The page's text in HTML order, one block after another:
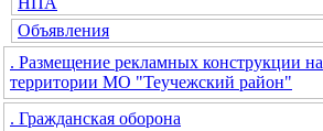
Объявления
. Размещение рекламных конструкции на
территории МО "Теучежский район"
. Гражданская оборона